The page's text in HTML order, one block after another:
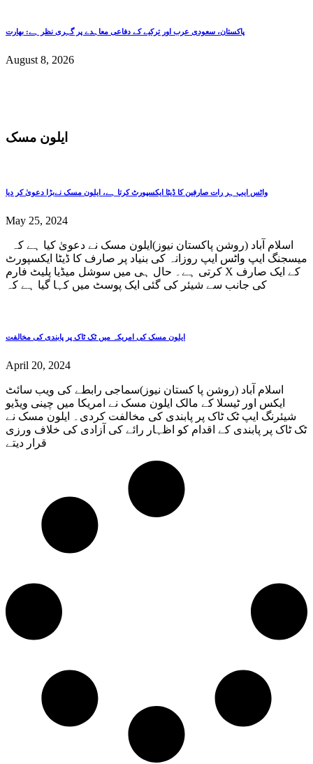
پاکستان، سعودی عرب اور ترکیے کے دفاعی معاہدے پر گہری نظر ہے: بھارت
August 8, 2026
ایلون مسک
واٹس ایپ ہر رات صارفین کا ڈیٹا ایکسپورٹ کرتا ہے، ایلون مسک نےبڑا دعویٰ کر دیا
May 25, 2024
میسجنگ ایپ واٹس ایپ روزانہ کی بنیاد پر صارف کا ڈیٹا ایکسپورٹ
کرتی ہے۔ حال ہی میں سوشل میڈیا پلیٹ فارم X کے ایک صارف
کی جانب سے شیئر کی گئی ایک پوسٹ میں کہا گیا ہے کہ
ایلون مسک کی امریکہ میں ٹک ٹاک پر پابندی کی مخالفت
April 20, 2024
اسلام آباد (روشن پا کستان نیوز)سماجی رابطے کی ویب سائٹ
ایکس اور ٹیسلا کے مالک ایلون مسک نے امریکا میں چینی ویڈیو
شیئرنگ ایپ ٹک ٹاک پر پابندی کی مخالفت کردی۔ ایلون مسک نے
ٹک ٹاک پر پابندی کے اقدام کو اظہار رائے کی آزادی کی خلاف ورزی
قرار دیتے